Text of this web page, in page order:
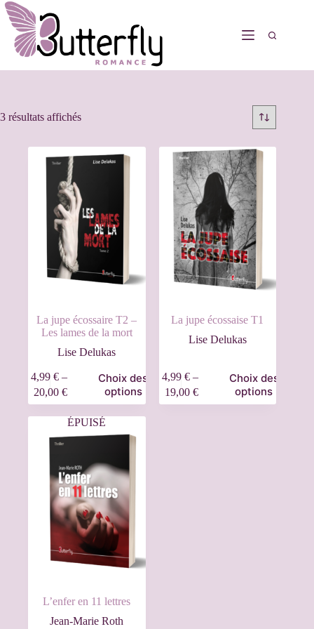
3 résultats affichés
La jupe écossaire T2 –
Les lames de la mort
Lise Delukas
4,99 €–
20,00 €
Choix des
options
La jupe écossaise T1
Lise Delukas
4,99 €–
19,00 €
Choix des
options
ÉPUISÉ
L’enfer en 11 lettres
Jean-Marie Roth